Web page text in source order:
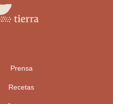
Prensa
Recetas